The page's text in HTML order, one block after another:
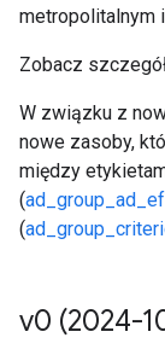
metropolitalnym
Zobacz
W związku z
nowe zasoby,
między
(
(
v0 (2024-